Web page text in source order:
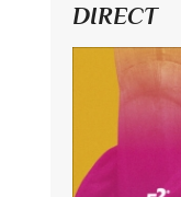
DIRECT